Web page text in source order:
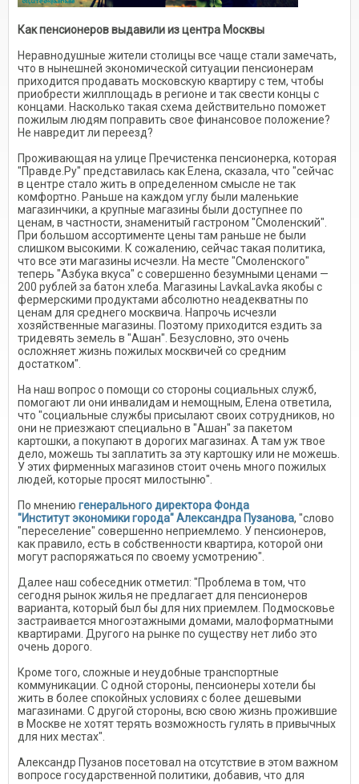
Как пенсионеров выдавили из центра Москвы
Неравнодушные жители столицы все чаще стали замечать,
что в нынешней экономической ситуации пенсионерам
приходится продавать московскую квартиру с тем, чтобы
приобрести жилплощадь в регионе и так свести концы с
концами. Насколько такая схема действительно поможет
пожилым людям поправить свое финансовое положение?
Не навредит ли переезд?
Проживающая на улице Пречистенка пенсионерка, которая
"Правде.Ру" представилась как Елена, сказала, что "сейчас
в центре стало жить в определенном смысле не так
комфортно. Раньше на каждом углу были маленькие
магазинчики, а крупные магазины были доступнее по
ценам, в частности, знаменитый гастроном "Смоленский".
При большом ассортименте цены там раньше не были
слишком высокими. К сожалению, сейчас такая политика,
что все эти магазины исчезли. На месте "Смоленского"
теперь "Азбука вкуса" с совершенно безумными ценами —
200 рублей за батон хлеба. Магазины LavkaLavka якобы с
фермерскими продуктами абсолютно неадекватны по
ценам для среднего москвича. Напрочь исчезли
хозяйственные магазины. Поэтому приходится ездить за
тридевять земель в "Ашан". Безусловно, это очень
осложняет жизнь пожилых москвичей со средним
достатком".
На наш вопрос о помощи со стороны социальных служб,
помогают ли они инвалидам и немощным, Елена ответила,
что "социальные службы присылают своих сотрудников, но
они не приезжают специально в "Ашан" за пакетом
картошки, а покупают в дорогих магазинах. А там уж твое
дело, можешь ты заплатить за эту картошку или не можешь.
У этих фирменных магазинов стоит очень много пожилых
людей, которые просят милостыню".
По мнению генеральногодиректораФонда
"Институт экономики города" Александра Пузанова, "слово
"переселение" совершенно неприемлемо. У пенсионеров,
как правило, есть в собственности квартира, которой они
могут распоряжаться по своему усмотрению".
Далее наш собеседник отметил: "Проблема в том, что
сегодня рынок жилья не предлагает для пенсионеров
варианта, который был бы для них приемлем. Подмосковье
застраивается многоэтажными домами, малоформатными
квартирами. Другого на рынке по существу нет либо это
очень дорого.
Кроме того, сложные и неудобные транспортные
коммуникации. С одной стороны, пенсионеры хотели бы
жить в более спокойных условиях с более дешевыми
магазинами. С другой стороны, всю свою жизнь прожившие
в Москве не хотят терять возможность гулять в привычных
для них местах".
Александр Пузанов посетовал на отсутствие в этом важном
вопросе государственной политики, добавив, что для